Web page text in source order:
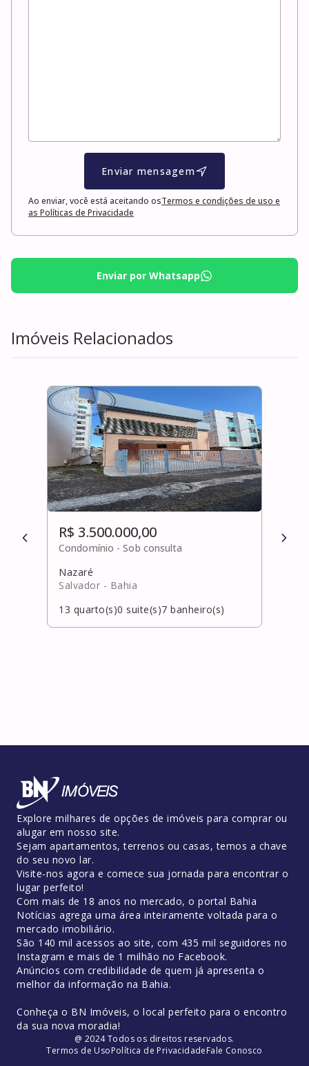
Enviar mensagem
Ao enviar, você está aceitando osTermos e condições de uso e
as Políticas de Privacidade
Enviar por Whatsapp
Imóveis Relacionados
R$ 3.500.000,00
Condomínio -Sob consulta
Nazaré
Salvador - Bahia
13 quarto(s)0 suite(s)7 banheiro(s)
R$
Explore milhares de opções de imóveis para comprar ou
alugar em nosso site.
Sejam apartamentos, terrenos ou casas, temos a chave
do seu novo lar.
Visite-nos agora e comece sua jornada para encontrar o
lugar perfeito!
Com mais de 18 anos no mercado, o portal Bahia
Notícias agrega uma área inteiramente voltada para o
mercado imobiliário.
São 140 mil acessos ao site, com 435 mil seguidores no
Instagram e mais de 1 milhão no Facebook.
Anúncios com credibilidade de quem já apresenta o
melhor da informação na Bahia.
Conheça o BN Imóveis, o local perfeito para o encontro
da sua nova moradia!
@ 2024 Todos os direitos reservados.
Termos de UsoPolítica de PrivacidadeFale Conosco